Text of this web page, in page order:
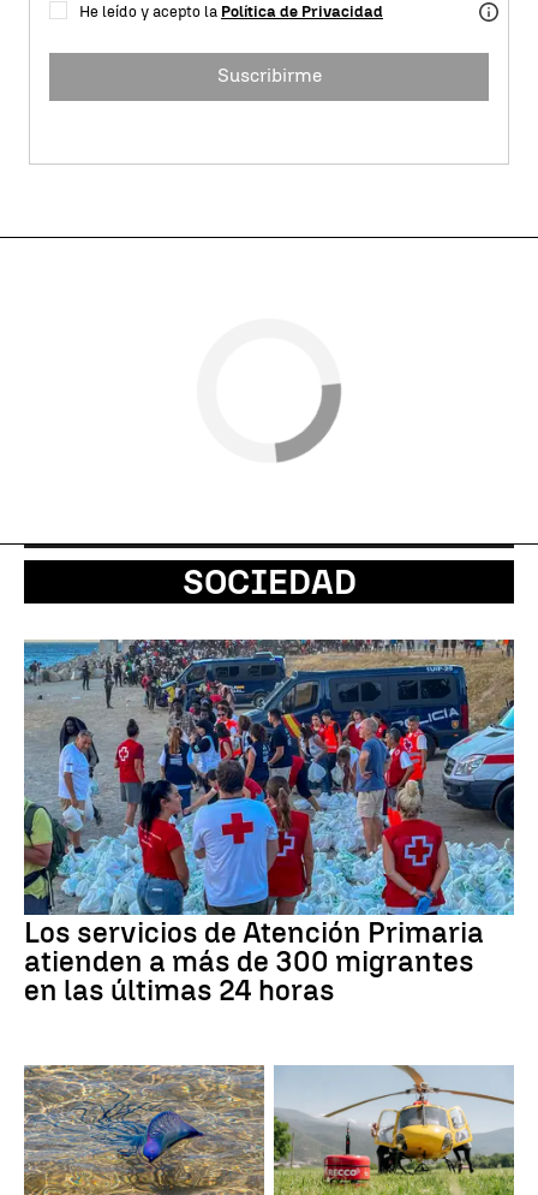
He leído y acepto la Política de Privacidad
Suscribirme
SOCIEDAD
Los servicios de Atención Primaria
atienden a más de 300 migrantes
en las últimas 24 horas